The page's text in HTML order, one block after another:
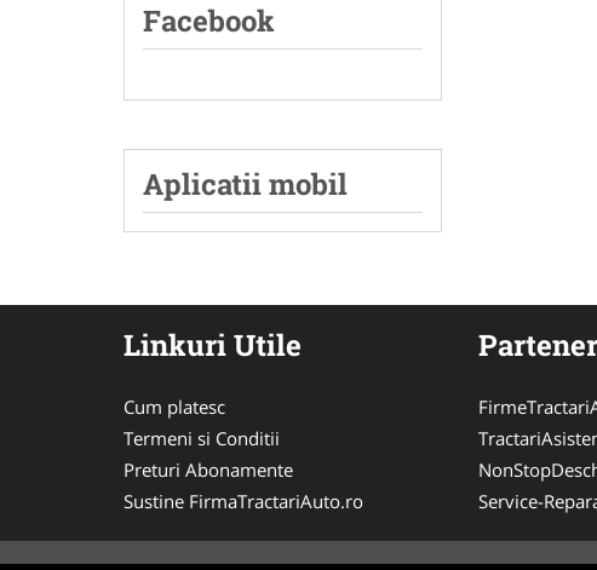
Facebook
Aplicatii mobil
Linkuri Utile
Cum platesc
Termeni si Conditii
Preturi Abonamente
Sustine FirmaTractariAuto.ro
Service-